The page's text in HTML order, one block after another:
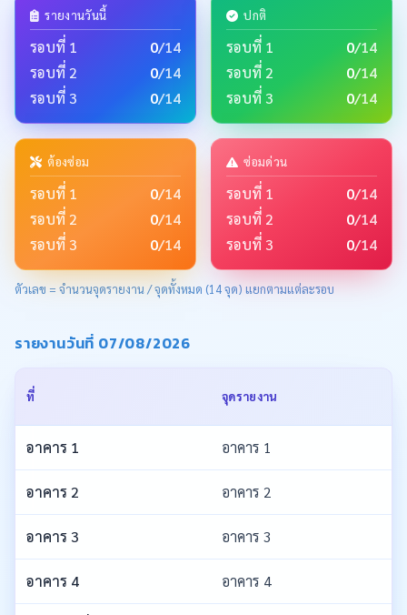
รายงานวันนี้
รอบที่ 1 0/14
รอบที่ 2
0/14
รอบที่ 3
0/14
ปกติ
รอบที่ 1 0/14
รอบที่ 2
0/14
รอบที่ 3
0/14
ต้องซ่อม
รอบที่ 1 0/14
รอบที่ 2
0/14
รอบที่ 3
0/14
ซ่อมด่วน
รอบที่ 1 0/14
รอบที่ 2
0/14
รอบที่ 3
0/14
ตัวเลข = จำนวนจุดรายงาน / จุดทั้งหมด (14 จุด) แยกตามแต่ละรอบ
รายงานวันที่ 07/08/2026
ที่ จุดรายงาน
อาคาร 1 อาคาร 1
อาคาร 2 อาคาร 2
อาคาร 3 อาคาร 3
อาคาร 4 อาคาร 4